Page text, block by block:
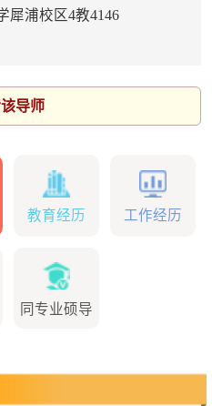
犀浦校区4教4146
导师
教育经历 工作经历
同专业硕导